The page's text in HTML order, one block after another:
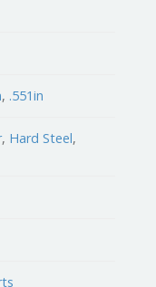
, .551in
, Hard Steel,